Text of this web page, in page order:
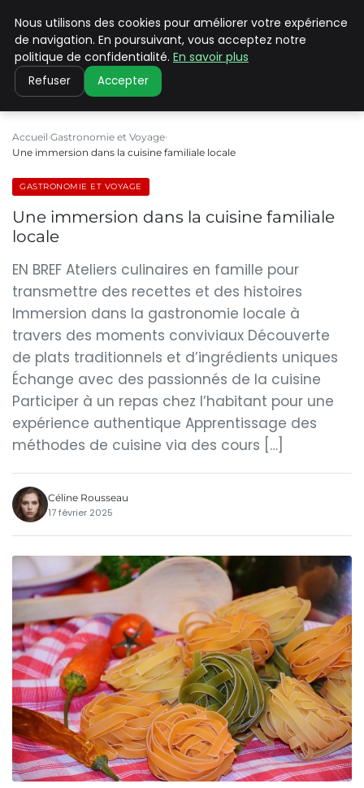
PILAT PATRIMOINES
Accueil Gastronomie et Voyage
Une immersion dans la cuisine familiale locale
GASTRONOMIE ET VOYAGE
Une immersion dans la cuisine familiale
locale
EN BREF Ateliers culinaires en famille pour
transmettre des recettes et des histoires
Immersion dans la gastronomie locale à
travers des moments conviviaux Découverte
de plats traditionnels et d’ingrédients uniques
Échange avec des passionnés de la cuisine
Participer à un repas chez l’habitant pour une
expérience authentique Apprentissage des
méthodes de cuisine via des cours […]
Céline Rousseau
17 février 2025
Nous utilisons des cookies pour améliorer votre expérience
de navigation. En poursuivant, vous acceptez notre
politique de confidentialité. En savoir plus
Refuser Accepter